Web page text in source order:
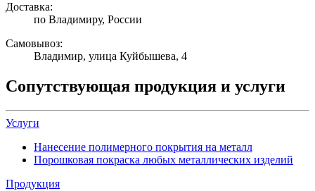
Доставка:
по Владимиру, России
Самовывоз:
Владимир, улица Куйбышева, 4
Сопутствующая продукция и услуги
Услуги
Нанесение полимерного покрытия на металл
Порошковая покраска любых металлических изделий
Продукция